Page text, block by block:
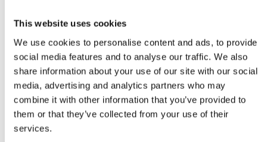
This website uses cookies
We use cookies to personalise content and ads, to provide
social media features and to analyse our traffic. We also
share information about your use of our site with our social
media, advertising and analytics partners who may
combine it with other information that you’ve provided to
them or that they’ve collected from your use of their
services.